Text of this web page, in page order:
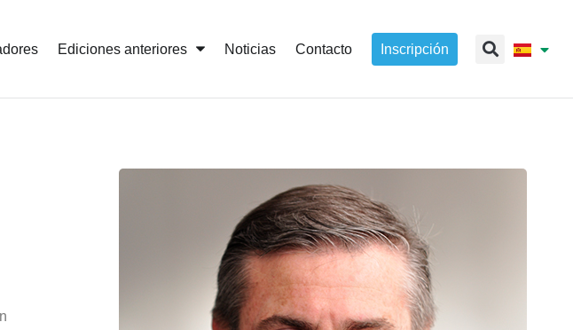
Ediciones anteriores Noticias Contacto Inscripción